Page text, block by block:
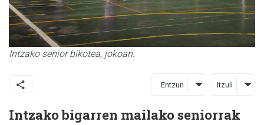
Intzako senior bikotea, jokoan.
Entzun Itzuli
Intzako bigarren mailako seniorrak